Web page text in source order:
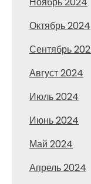
Октябрь 2024
Сентябрь
Август 2024
Июль 2024
Июнь 2024
Май 2024
Апрель 2024